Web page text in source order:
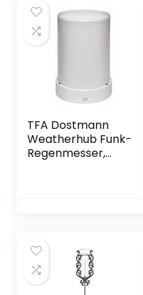
TFA Dostmann
Weatherhub Funk-
Regenmesser,